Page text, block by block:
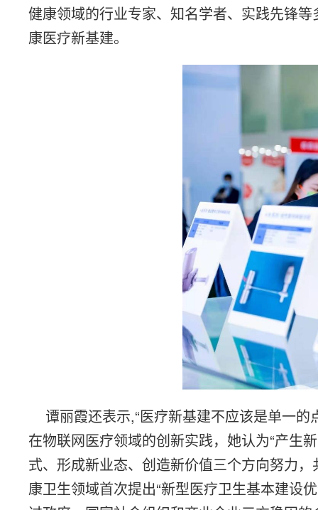
健康领域的行业专家、知名学者、实践先锋
康医疗新基建。
谭丽霞还表示,“医疗新基建不应该是单一的
在物联网医疗领域的创新实践，她认为“产生
式、形成新业态、创造新价值三个方向努力
康卫生领域首次提出“新型医疗卫生基本建设